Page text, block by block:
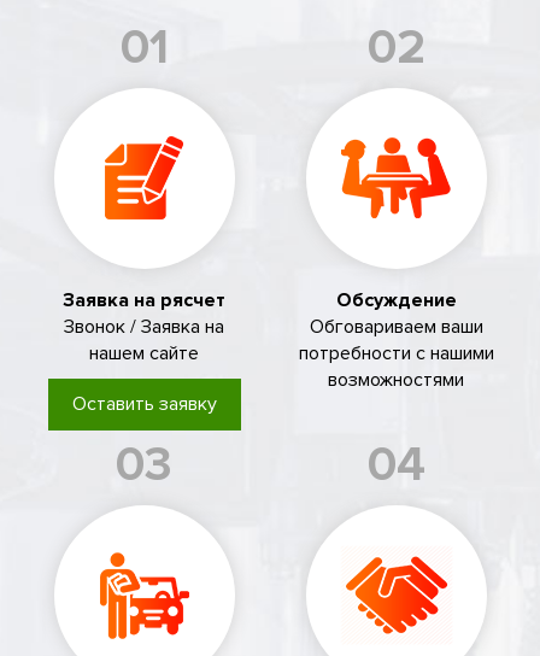
01
Заявка на рясчет
Звонок / Заявка на
нашем сайте
Оставить заявку
02
Обсуждение
Обговариваем ваши
потребности с нашими
возможностями
03 04